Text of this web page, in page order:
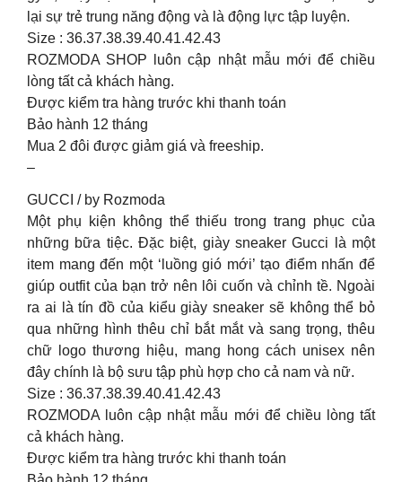
lại sự trẻ trung năng động và là động lực tập luyện.
Size : 36.37.38.39.40.41.42.43
ROZMODA SHOP luôn cập nhật mẫu mới để chiều
lòng tất cả khách hàng.
Được kiểm tra hàng trước khi thanh toán
Bảo hành 12 tháng
Mua 2 đôi được giảm giá và freeship.
–
GUCCI / by Rozmoda
Một phụ kiện không thể thiếu trong trang phục của
những bữa tiệc. Đặc biệt, giày sneaker Gucci là một
item mang đến một ‘luồng gió mới’ tạo điểm nhấn để
giúp outfit của bạn trở nên lôi cuốn và chỉnh tề. Ngoài
ra ai là tín đồ của kiểu giày sneaker sẽ không thể bỏ
qua những hình thêu chỉ bắt mắt và sang trọng, thêu
chữ logo thương hiệu, mang hong cách unisex nên
đây chính là bộ sưu tập phù hợp cho cả nam và nữ.
Size : 36.37.38.39.40.41.42.43
ROZMODA luôn cập nhật mẫu mới để chiều lòng tất
cả khách hàng.
Được kiểm tra hàng trước khi thanh toán